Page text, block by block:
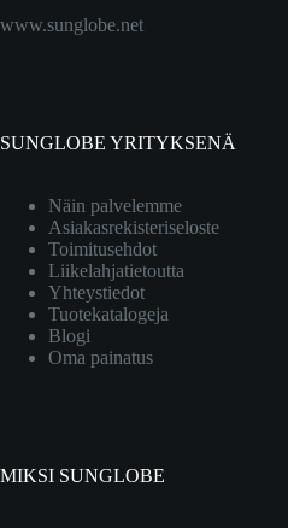
www.sunglobe.net
SUNGLOBE YRITYKSENÄ
Näin palvelemme
Asiakasrekisteriseloste
Toimitusehdot
Liikelahjatietoutta
Yhteystiedot
Tuotekatalogeja
Blogi
Oma painatus
MIKSI SUNGLOBE